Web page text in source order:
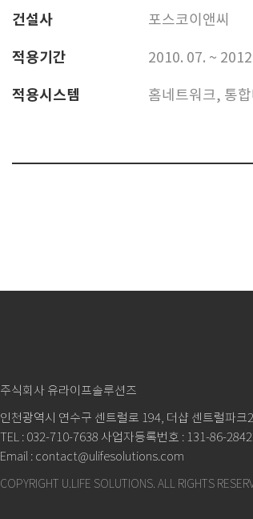
건설사 포스코이앤씨
적용기간 2010. 07. ~
적용시스템 홈네트워크, 통
주식회사 유라이프솔루션즈
인천광역시 연수구 센트럴로 194, 더샵 센트럴파크
TEL : 032-710-7638 사업자등록번호 : 131-86-
Email : contact@ulifesolutions.com
COPYRIGHT U.LIFE SOLUTIONS. ALL RIGHTS